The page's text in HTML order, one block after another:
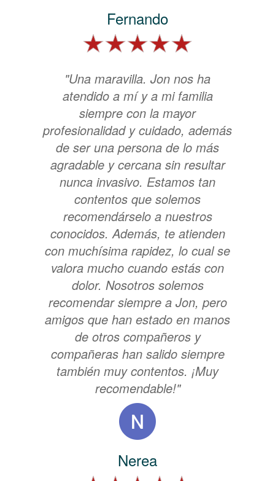
Fernando
"Una maravilla. Jon nos ha
atendido a mí y a mi familia
siempre con la mayor
profesionalidad y cuidado, además
de ser una persona de lo más
agradable y cercana sin resultar
nunca invasivo. Estamos tan
contentos que solemos
recomendárselo a nuestros
conocidos. Además, te atienden
con muchísima rapidez, lo cual se
valora mucho cuando estás con
dolor. Nosotros solemos
recomendar siempre a Jon, pero
amigos que han estado en manos
de otros compañeros y
compañeras han salido siempre
también muy contentos. ¡Muy
recomendable!"
Nerea